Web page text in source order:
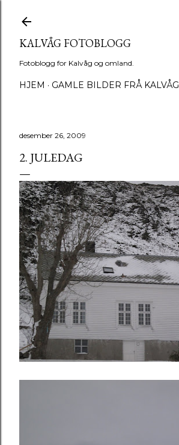
KALVÅG FOTOBLOGG
Fotoblogg for Kalvåg og omland.
HJEM GAMLE BILDER FRÅ KALVÅG
desember 26, 2009
2. JULEDAG